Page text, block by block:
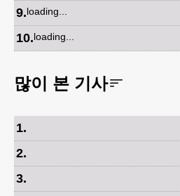
9.loading...
10.loading...
많이 본 기사
1.
2.
3.